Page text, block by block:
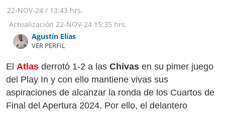
22-NOV-24 / 13:43 hrs.
Actualización 22-NOV-24 15:35 hrs.
Agustín Elías
VER PERFIL
El Atlas derrotó 1-2 a las Chivas en su pimer juego
del Play In y con ello mantiene vivas sus
aspiraciones de alcanzar la ronda de los Cuartos de
Final del Apertura 2024. Por ello, el delantero